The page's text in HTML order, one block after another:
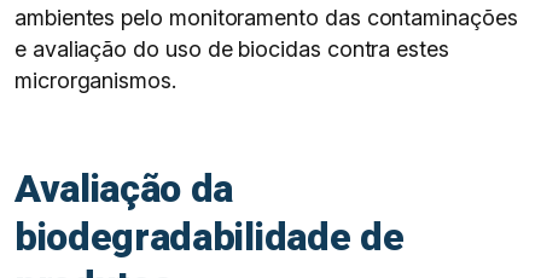
ambientes pelo monitoramento das contaminações
e avaliação do uso de biocidas contra estes
microrganismos.
Avaliação da
biodegradabilidade de